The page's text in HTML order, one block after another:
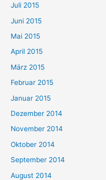
Juli 2015
Juni 2015
Mai 2015
April 2015
März 2015
Februar 2015
Januar 2015
Dezember 2014
November 2014
Oktober 2014
September 2014
August 2014